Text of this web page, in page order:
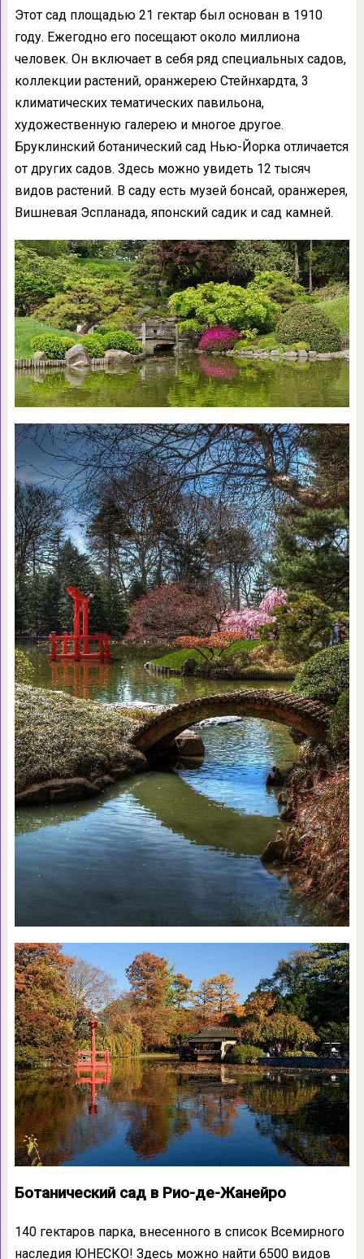
Этот сад площадью 21 гектар был основан в 1910
году. Ежегодно его посещают около миллиона
человек. Он включает в себя ряд специальных садов,
коллекции растений, оранжерею Стейнхардта, 3
климатических тематических павильона,
художественную галерею и многое другое.
Бруклинский ботанический сад Нью-Йорка отличается
от других садов. Здесь можно увидеть 12 тысяч
видов растений. В саду есть музей бонсай, оранжерея,
Вишневая Эспланада, японский садик и сад камней.
Ботанический сад в Рио-де-Жанейро
140 гектаров парка, внесенного в список Всемирного
наследия ЮНЕСКО! Здесь можно найти 6500 видов